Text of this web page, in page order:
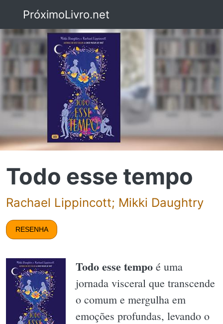
PróximoLivro.net
Todo esse tempo
Rachael Lippincott; Mikki Daughtry
RESENHA
Todo esse tempo é uma
jornada visceral que transcende
o comum e mergulha em
emoções profundas, levando o